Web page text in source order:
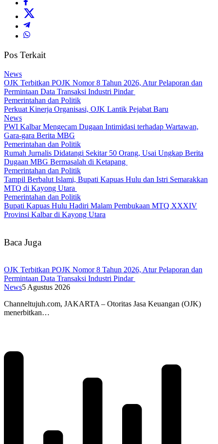
Pos Terkait
News
OJK Terbitkan POJK Nomor 8 Tahun 2026, Atur Pelaporan dan
Permintaan Data Transaksi Industri Pindar
Pemerintahan dan Politik
Perkuat Kinerja Organisasi, OJK Lantik Pejabat Baru
News
PWI Kalbar Mengecam Dugaan Intimidasi terhadap Wartawan,
Gara-gara Berita MBG
Pemerintahan dan Politik
Rumah Jurnalis Didatangi Sekitar 50 Orang, Usai Ungkap Berita
Dugaan MBG Bermasalah di Ketapang
Pemerintahan dan Politik
Tampil Berbalut Islami, Bupati Kapuas Hulu dan Istri Semarakkan
MTQ di Kayong Utara
Pemerintahan dan Politik
Bupati Kapuas Hulu Hadiri Malam Pembukaan MTQ XXXIV
Provinsi Kalbar di Kayong Utara
Baca Juga
OJK Terbitkan POJK Nomor 8 Tahun 2026, Atur Pelaporan dan
Permintaan Data Transaksi Industri Pindar
News5 Agustus 2026
Channeltujuh.com, JAKARTA – Otoritas Jasa Keuangan (OJK)
menerbitkan…